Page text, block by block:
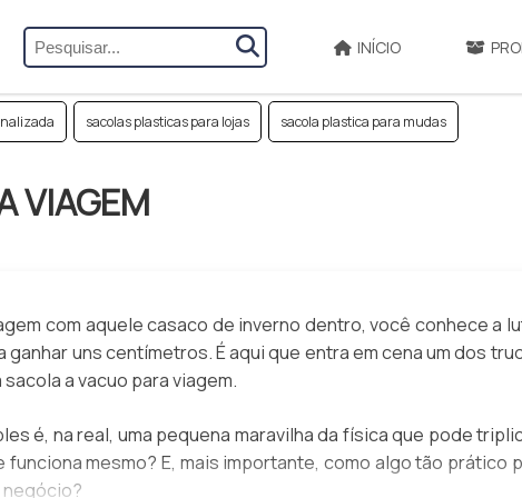
INÍCIO
sacolas plasticas para lojas sacola plastica para mudas
VIAGEM​
com aquele casaco de inverno dentro, você conhece a
uns centímetros. É aqui que entra em cena um dos
sacola a vacuo para viagem.
é, na real, uma pequena maravilha da física que pode
funciona mesmo? E, mais importante, como algo tão prático